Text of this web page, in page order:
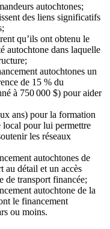
autochtones;
des liens significatifs
qu’ils ont obtenu le
autochtone dans laquelle
autochtones un
de 15 % du
à 750 000 $) pour aider
ans) pour la formation
local pour lui permettre
les réseaux
autochtones de
au détail et un accès
de transport financée;
autochtone de la
le financement
ou moins.